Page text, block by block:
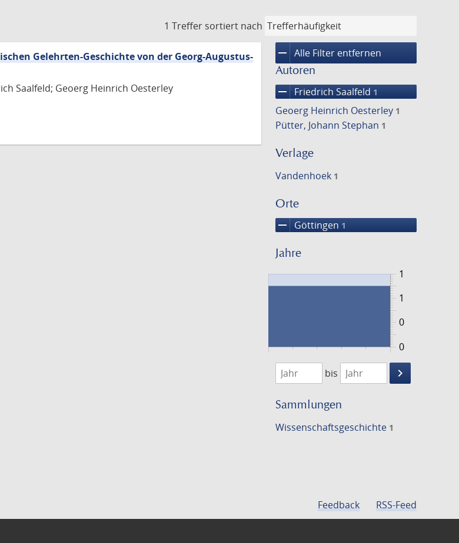
1 Treffer sortiert nach
remove Alle Filter entfernen
Autoren
remove Friedrich Saalfeld 1
Geoerg Heinrich Oesterley 1
Pütter, Johann Stephan 1
Verlage
Vandenhoek 1
Orte
remove Göttingen 1
Jahre
0
1
0
1
1765
1766
bis
keyboard_arrow_right
Suche
Sammlungen
Wissenschafts­geschichte 1
Gelehrten-Geschichte von der Georg-Augustus-
Saalfeld; Geoerg Heinrich Oesterley
Feedback RSS-Feed